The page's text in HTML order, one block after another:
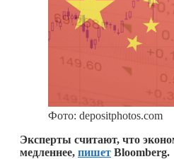
Фото: depositphotos.com
Эксперты считают, что
медленнее, пишет Bloomberg.